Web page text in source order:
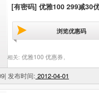
[有密码] 优雅100 299减30
浏览优惠码
相关: 优雅100 优惠券
发布时间: 2012-04-01